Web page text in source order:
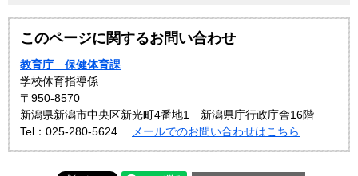
このページに関するお問い合わせ
教育庁 保健体育課
学校体育指導係
〒950-8570
新潟県新潟市中央区新光町4番地1 新潟県庁行政庁舎16階
Tel：025-280-5624
メールでのお問い合わせはこちら